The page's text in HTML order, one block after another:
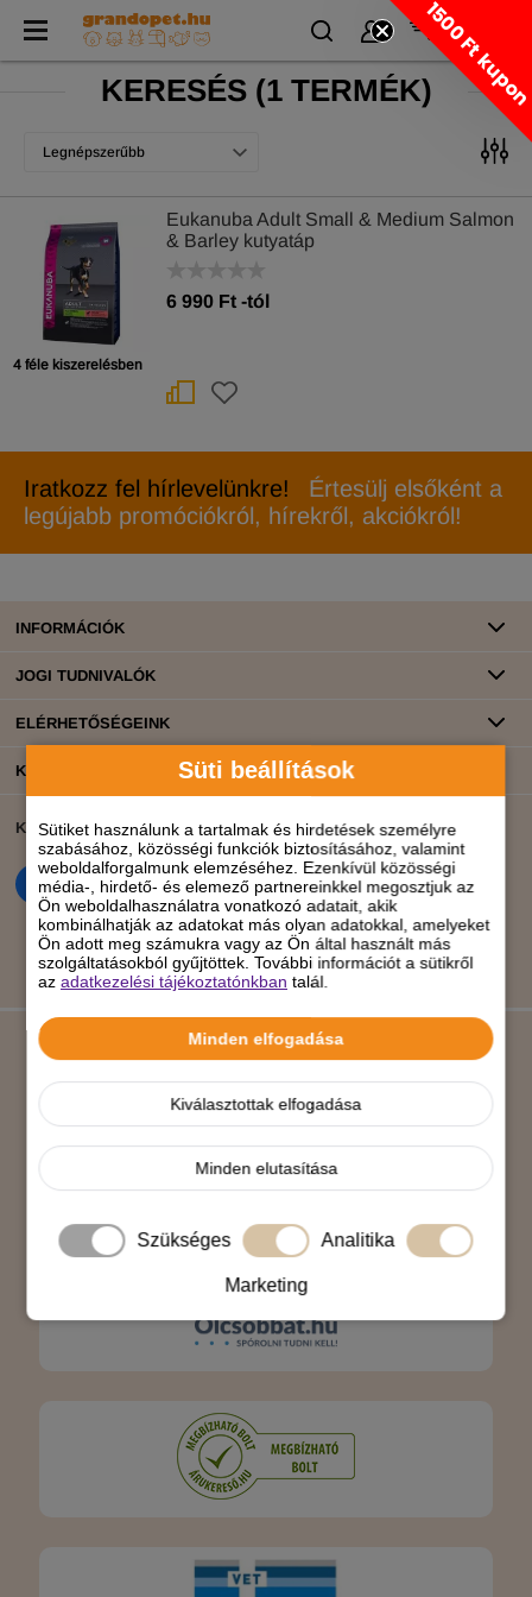
Süti beállítások
Sütiket használunk a tartalmak és hirdetések személyre
szabásához, közösségi funkciók biztosításához, valamint
weboldalforgalmunk elemzéséhez. Ezenkívül közösségi
média-, hirdető- és elemező partnereinkkel megosztjuk az
Ön weboldalhasználatra vonatkozó adatait, akik
kombinálhatják az adatokat más olyan adatokkal, amelyeket
Ön adott meg számukra vagy az Ön által használt más
szolgáltatásokból gyűjtöttek. További információt a sütikről
azadatkezelési tájékoztatónkban talál.
Minden elfogadása
Kiválasztottak elfogadása
Minden elutasítása
Szükséges Analitika
Marketing
KERESÉS(1 TERMÉK)
Legnépszerűbb
4 féle kiszerelésben
Eukanuba Adult Small & Medium Salmon
& Barley kutyatáp
6 990 Ft -tól
Iratkozz fel hírlevelünkre!
Értesülj elsőként a
legújabb promóciókról, hírekről, akciókról!
INFORMÁCIÓK
JOGI TUDNIVALÓK
ELÉRHETŐSÉGEINK
KATEGÓRIÁK
KÖZÖSSÉGI ÉLET BANKKÁRTYÁS FIZETÉS
Árukereső.hu
1500 Ft